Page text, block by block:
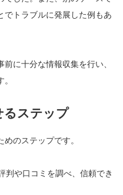
でトラブルに発展した例もあ
に十分な情報収集を行い、
るステップ
のステップです。
判や口コミを調べ、信頼でき